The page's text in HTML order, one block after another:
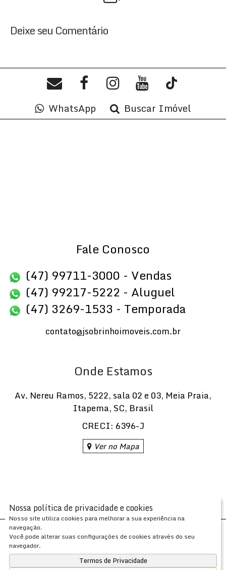
Nossa política de privacidade e cookies
Nosso site utiliza cookies para melhorar a sua experiência na
navegação.
Você pode alterar suas configurações de cookies através do seu
navegador.
Termos de Privacidade
Deixe seu Comentário
WhatsApp Buscar Imóvel
Fale Conosco
(47) 99711-3000 - Vendas
(47) 99217-5222 - Aluguel
(47) 3269-1533 - Temporada
contato@jsobrinhoimoveis.com.br
Onde Estamos
Av. Nereu Ramos, 5222, sala 02 e 03, Meia Praia,
Itapema, SC, Brasil
CRECI: 6396-J
Ver no Mapa
Apresenta.me ~ Plataforma Imobiliária